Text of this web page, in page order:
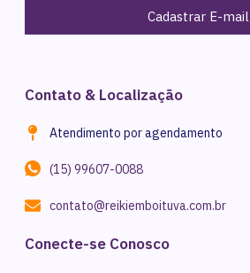
Cadastrar E-mail
Contato & Localização
Atendimento por agendamento
(15) 99607-0088
contato@reikiemboituva.com.br
Conecte-se Conosco